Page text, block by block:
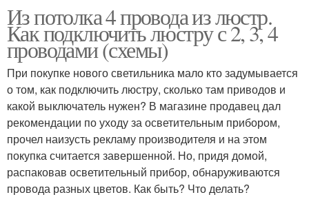
Из потолка 4 провода из люстр.
Как подключить люстру с 2, 3, 4
проводами (схемы)
При покупке нового светильника мало кто задумывается
о том, как подключить люстру, сколько там приводов и
какой выключатель нужен? В магазине продавец дал
рекомендации по уходу за осветительным прибором,
прочел наизусть рекламу производителя и на этом
покупка считается завершенной. Но, придя домой,
распаковав осветительный прибор, обнаруживаются
провода разных цветов. Как быть? Что делать?